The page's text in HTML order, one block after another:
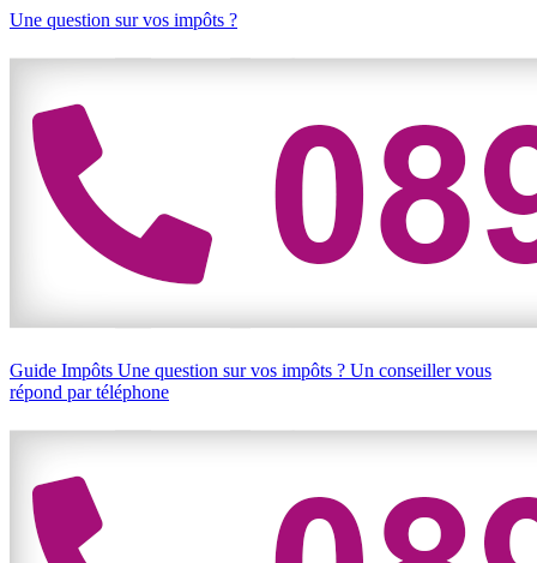
Une question sur vos impôts ?
Guide Impôts Une question sur vos impôts ? Un conseiller vous
répond par téléphone